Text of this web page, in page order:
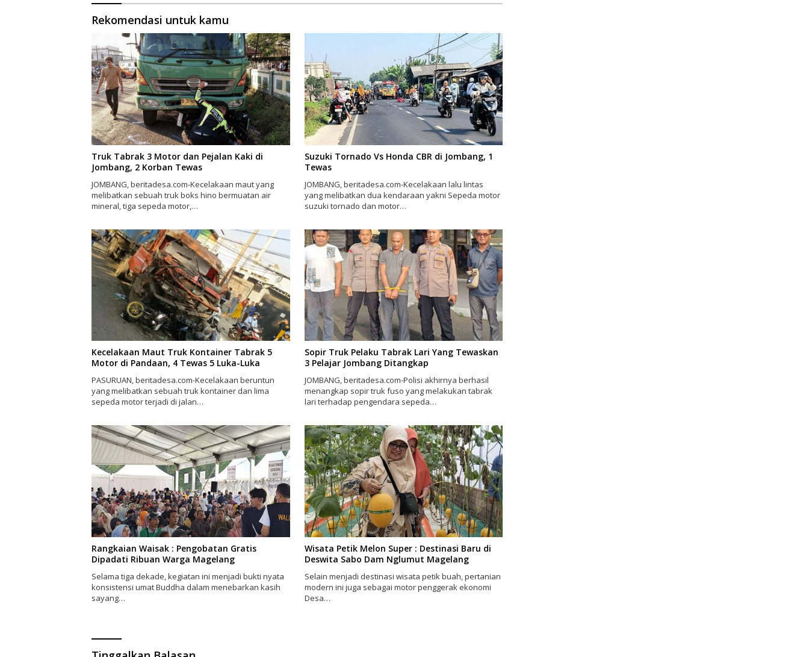
Rekomendasi untuk kamu
Truk Tabrak 3 Motor dan Pejalan Kaki di
Jombang, 2 Korban Tewas
JOMBANG, beritadesa.com-Kecelakaan maut yang
melibatkan sebuah truk boks hino bermuatan air
mineral, tiga sepeda motor,…
Suzuki Tornado Vs Honda CBR di Jombang, 1
Tewas
JOMBANG, beritadesa.com-Kecelakaan lalu lintas
yang melibatkan dua kendaraan yakni Sepeda motor
suzuki tornado dan motor…
Kecelakaan Maut Truk Kontainer Tabrak 5
Motor di Pandaan, 4 Tewas 5 Luka-Luka
PASURUAN, beritadesa.com-Kecelakaan beruntun
yang melibatkan sebuah truk kontainer dan lima
sepeda motor terjadi di jalan…
Sopir Truk Pelaku Tabrak Lari Yang Tewaskan
3 Pelajar Jombang Ditangkap
JOMBANG, beritadesa.com-Polisi akhirnya berhasil
menangkap sopir truk fuso yang melakukan tabrak
lari terhadap pengendara sepeda…
Rangkaian Waisak : Pengobatan Gratis
Dipadati Ribuan Warga Magelang
Selama tiga dekade, kegiatan ini menjadi bukti nyata
konsistensi umat Buddha dalam menebarkan kasih
sayang…
Wisata Petik Melon Super : Destinasi Baru di
Deswita Sabo Dam Nglumut Magelang
Selain menjadi destinasi wisata petik buah, pertanian
modern ini juga sebagai motor penggerak ekonomi
Desa…